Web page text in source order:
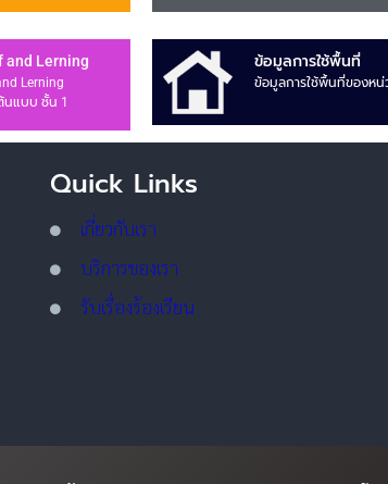
and Lerning
Lerning
นแบบ ชั้น 1
ข้อมูลการใช้พื้นที่
ข้อมูลการใช้พื้นที่ของหน่
Quick Links
เกี่ยวกับเรา
บริการของเรา
รับเรื่องร้องเรียน